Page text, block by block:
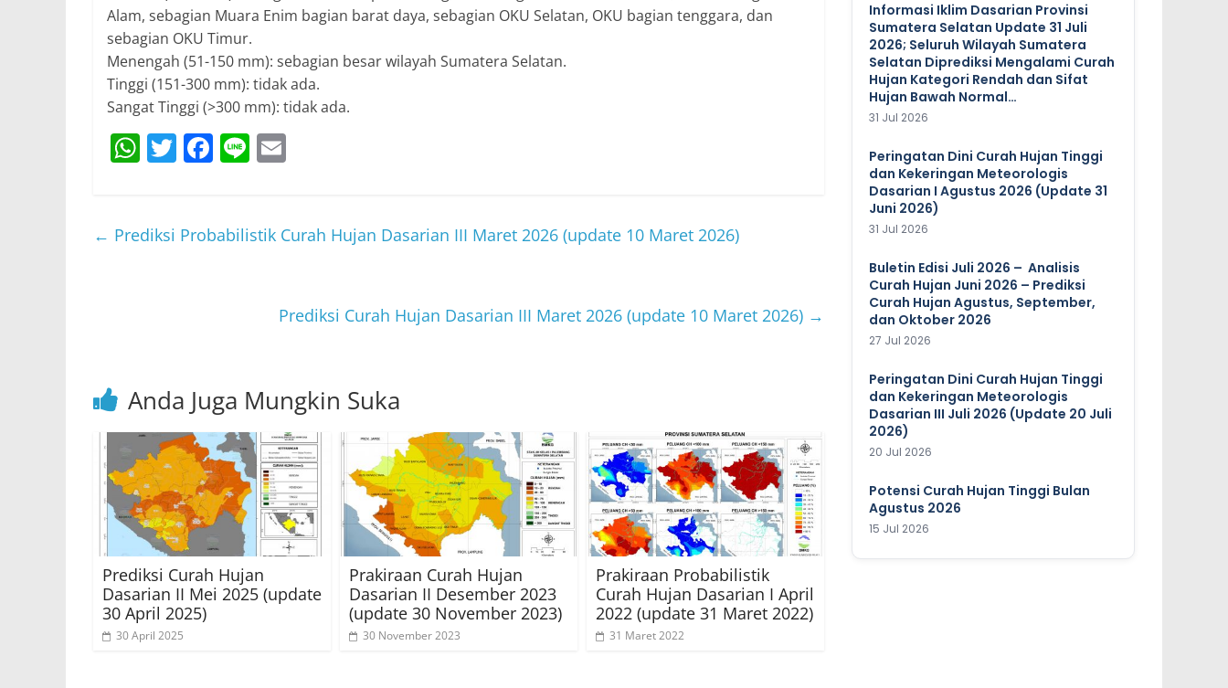
Alam, sebagian Muara Enim bagian barat daya, sebagian OKU Selatan, OKU bagian tenggara, dan
sebagian OKU Timur.
Menengah (51-150 mm): sebagian besar wilayah Sumatera Selatan.
Tinggi (151-300 mm): tidak ada.
Sangat Tinggi (>300 mm): tidak ada.
W
s
T
er
F
e
Li
l
← Prediksi Probabilistik Curah Hujan Dasarian III Maret 2026 (update 10 Maret 2026)
Prediksi Curah Hujan Dasarian III Maret 2026 (update 10 Maret 2026) →
Anda Juga Mungkin Suka
Prediksi Curah Hujan
Dasarian II Mei 2025 (update
30 April 2025)
30 April 2025
Prakiraan Curah Hujan
Dasarian II Desember 2023
(update 30 November 2023)
30 November 2023
Prakiraan Probabilistik
Curah Hujan Dasarian I April
2022 (update 31 Maret 2022)
31 Maret 2022
Informasi Iklim Dasarian Provinsi
Sumatera Selatan Update 31 Juli
2026; Seluruh Wilayah Sumatera
Selatan Diprediksi Mengalami Curah
Hujan Kategori Rendah dan Sifat
Hujan Bawah Normal…
31 Jul 2026
Peringatan Dini Curah Hujan Tinggi
dan Kekeringan Meteorologis
Dasarian I Agustus 2026 (Update 31
Juni 2026)
31 Jul 2026
Buletin Edisi Juli 2026 – Analisis
Curah Hujan Juni 2026 – Prediksi
Curah Hujan Agustus, September,
dan Oktober 2026
27 Jul 2026
Peringatan Dini Curah Hujan Tinggi
dan Kekeringan Meteorologis
Dasarian III Juli 2026 (Update 20 Juli
2026)
20 Jul 2026
Potensi Curah Hujan Tinggi Bulan
Agustus 2026
15 Jul 2026